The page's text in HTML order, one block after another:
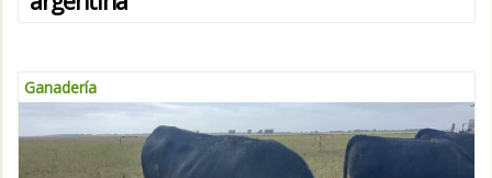
Ganadería